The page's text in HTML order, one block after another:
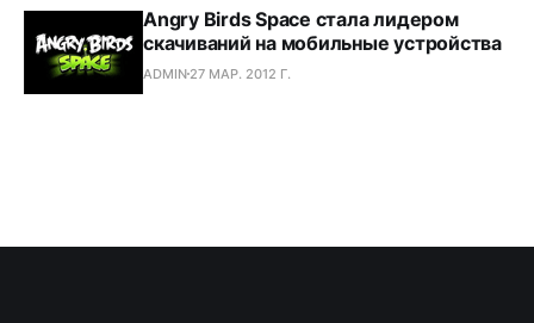
Angry Birds Space стала лидером
скачиваний на мобильные устройства
ADMIN 27 МАР. 2012 Г.